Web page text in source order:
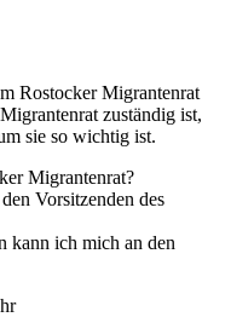
Rostocker Migrantenrat
zuständig ist,
sie so wichtig ist.
Migrantenrat?
Vorsitzenden des
kann ich mich an den